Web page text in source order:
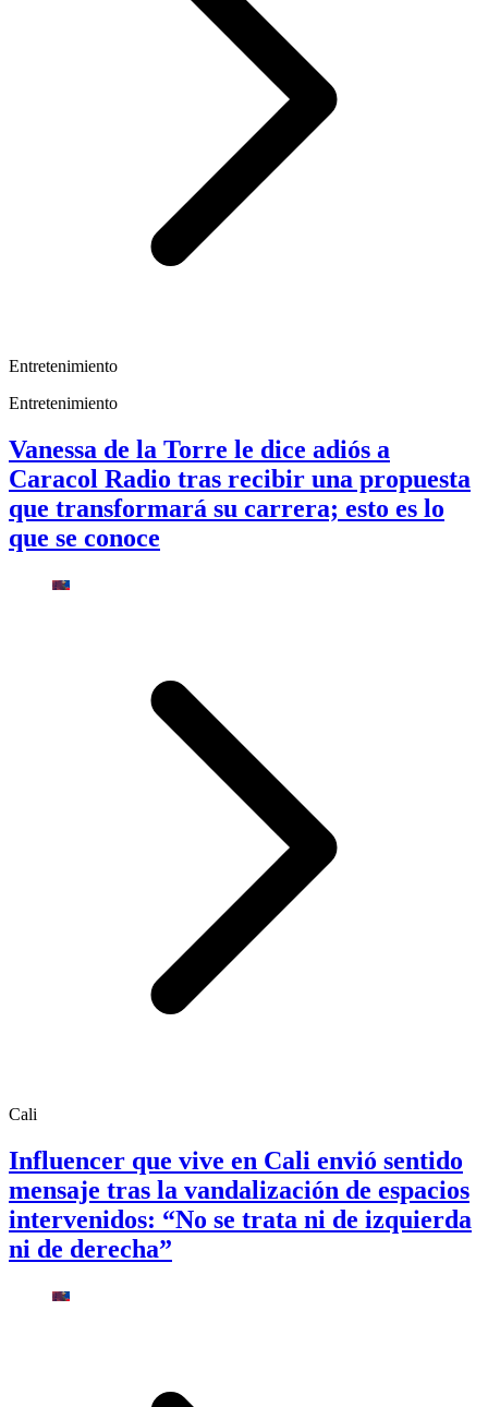
Entretenimiento
Entretenimiento
Vanessa de la Torre le dice adiós a
Caracol Radio tras recibir una propuesta
que transformará su carrera; esto es lo
que se conoce
Cali
Influencer que vive en Cali envió sentido
mensaje tras la vandalización de espacios
intervenidos: “No se trata ni de izquierda
ni de derecha”